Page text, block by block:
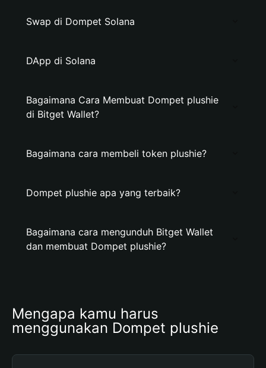
Swap di Dompet Solana
DApp di Solana
Bagaimana Cara Membuat Dompet plushie
di Bitget Wallet?
Bagaimana cara membeli token plushie?
Dompet plushie apa yang terbaik?
Bagaimana cara mengunduh Bitget Wallet
dan membuat Dompet plushie?
Mengapa kamu harus
menggunakan Dompet plushie